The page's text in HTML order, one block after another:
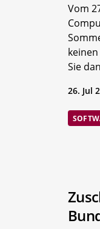
Vom
Sie
26. Jul